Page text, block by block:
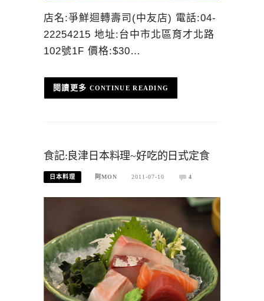
店名:爭鮮迴轉壽司(中友店) 電話:04-
22254215 地址:台中市北區育才北路
102號1F 價格:$30…
CONTINUE READING
食記:良津日本料理~好吃的日式定食
日本料理 阿MON 2011-07-10 4